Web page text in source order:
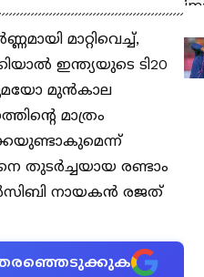
മാറ്റിവെച്ച്,
ഇന്ത്യയുടെ ടി20
മുന്‍കാല
മാത്രം
തുടര്‍ച്ചയായ രണ്ടാം
ആര്‍സിബി നായകന്‍ രജത്